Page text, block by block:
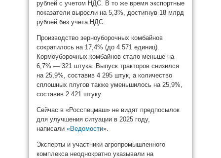
рублей с учетом НДС. В то же время экспортные
показатели выросли на 5,3%, достигнув 18 млрд
рублей без учета НДС.
Производство зерноуборочных комбайнов
сократилось на 17,4% (до 4 571 единиц).
Кормоуборочных комбайнов стало меньше на
6,7% — 321 штука. Выпуск тракторов снизился
на 25,9%, составив 4 295 штук, а количество
сплошных плугов также уменьшилось на 25,9%,
составив 2 421 штуку.
Сейчас в «Росспецмаш» не видят предпосылок
для улучшения ситуации в 2025 году,
написали «Ведомости».
Эксперты и участники агропромышленного
комплекса неоднократно указывали на